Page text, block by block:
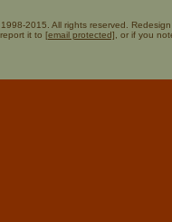
2015. All rights reserved.
it to [email protected] , or if you